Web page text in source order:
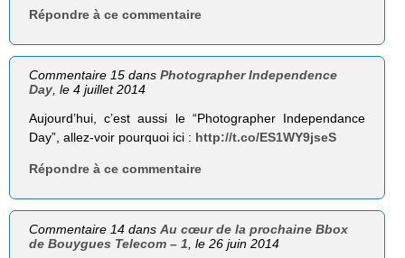
Répondre à ce commentaire
Commentaire 15 dansPhotographer Independence
Day , le 4 juillet 2014
Aujourd’hui, c’est aussi le “Photographer Independance
Day”, allez-voir pourquoi ici : http://t.co/ES1WY9jseS
Répondre à ce commentaire
Commentaire 14 dansAu cœur de la prochaine Bbox
de Bouygues Telecom – 1 , le 26 juin 2014